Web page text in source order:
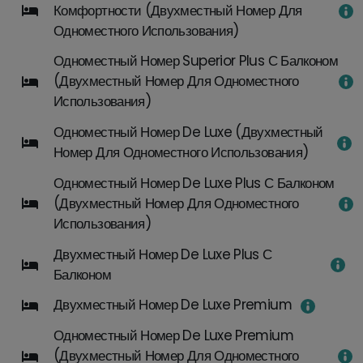
Процедуры входят в план лечения или могут быть
добавлены индивидуально (после консультации с
врачом).
⦁
Классические гидротерапевтические процедуры
⦁ Воздушно-пенные ванны
⦁ Углекислые ванны
⦁ Мавровые пакеты
⦁ Газовые инъекции
Сухие
углекислые ванны
(газовые
пакеты)
Карбамидные
Комфортности (двухместный Номер Для
Одноместного Использования)
Одноместный Номер Superior Plus С Балконом
(двухместный Номер Для Одноместного
Использования)
Одноместный Номер De Luxe (двухместный
Номер Для Одноместного Использования)
Одноместный Номер De Luxe Plus С Балконом
(двухместный Номер Для Одноместного
Использования)
Двухместный Номер De Luxe Plus С
Балконом
Двухместный Номер De Luxe Premium
Одноместный Номер De Luxe Premium
(двухместный Номер Для Одноместного